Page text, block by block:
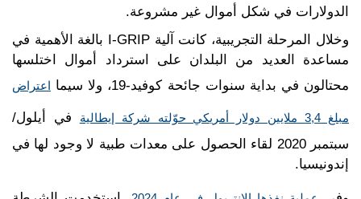
الدولارات في شكل أموال غير مشروعة.
وخلال المرحلة التجريبية، كانت آلية I-GRIP بالغة الأهمية في
مساعدة العديد من البلدان على استرداد أموال اختلسها
محتالون في بداية سنوات جائحة كوفيد-19، ولا سيما
اعتراض
مبلغ 3,4 ملايين دولار أمريكي حوّلته شركة إيطالية
في أيلول/
سبتمبر 2020 لقاء الحصول على معدات طبية لا وجود لها في
إندونيسيا.